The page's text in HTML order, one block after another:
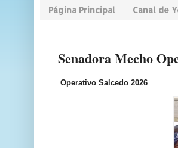
Página Principal Canal de
Senadora Mecho
Operativo Salcedo 2026